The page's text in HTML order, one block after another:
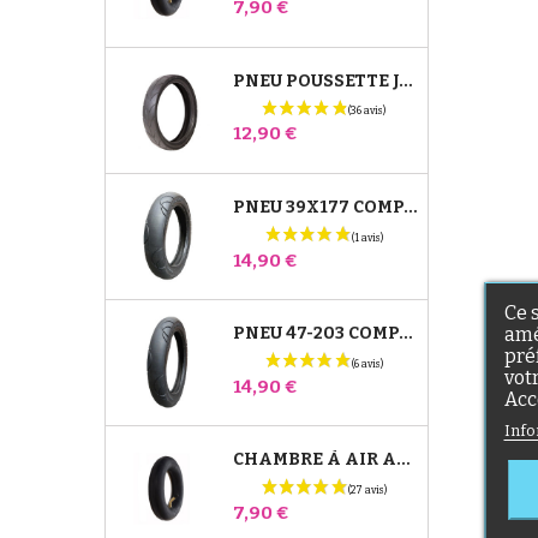
Prix
7,90 €
PNEU POUSSETTE JANÉ SLALOM PRO ET POWERTWIN
Prix
12,90 €
PNEU 39X177 COMPATIBLE POUSSETTE BUGABOO DONKEY - POUR ROUE AVANT
Prix
14,90 €
PNEU 47-203 COMPATIBLE POUSSETTE BUGABOO DONKEY - POUR ROUE ARRIÈRE
Prix
14,90 €
CHAMBRE À AIR ARRIÈRE POUSSETTE WHIZZ RED CASTLE
Prix
7,90 €
Ce